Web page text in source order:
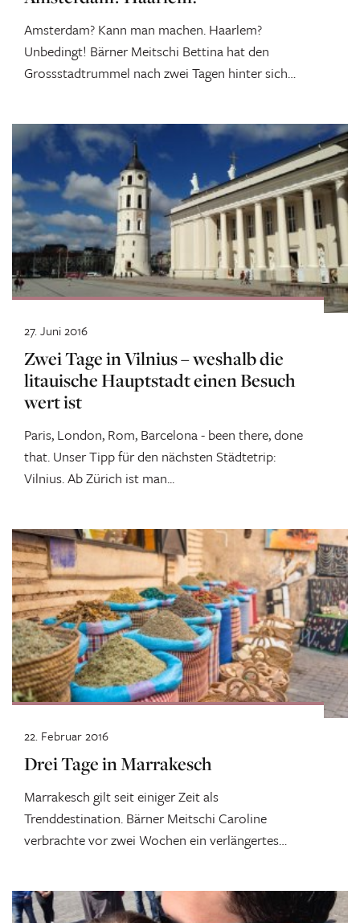
Amsterdam? Kann man machen. Haarlem?
Unbedingt! Bärner Meitschi Bettina hat den
Grossstadtrummel nach zwei Tagen hinter sich
Zwei Tage in Vilnius – weshalb die
litauische Hauptstadt einen Besuch
wert ist
Paris, London, Rom, Barcelona - been there, done
that. Unser Tipp für den nächsten Städtetrip:
Vilnius. Ab Zürich ist man...
27. Juni 2016
Drei Tage in Marrakesch
Marrakesch gilt seit einiger Zeit als
Trenddestination. Bärner Meitschi Caroline
verbrachte vor zwei Wochen ein verlängertes
22. Februar 2016